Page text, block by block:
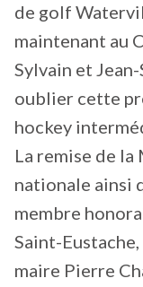
de golf
maintenant au
Sylvain et
oublier cette
hockey
La remise de la
nationale ainsi
membre
Saint-
maire Pierre